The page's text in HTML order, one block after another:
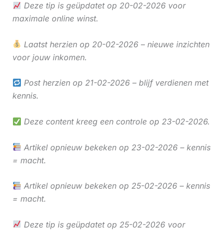
Deze tip is geüpdatet op 20-02-2026 voor
maximale online winst.
Laatst herzien op 20-02-2026 – nieuwe inzichten
voor jouw inkomen.
Post herzien op 21-02-2026 – blijf verdienen met
kennis.
Deze content kreeg een controle op 23-02-2026.
Artikel opnieuw bekeken op 23-02-2026 – kennis
= macht.
Artikel opnieuw bekeken op 25-02-2026 – kennis
= macht.
Deze tip is geüpdatet op 25-02-2026 voor